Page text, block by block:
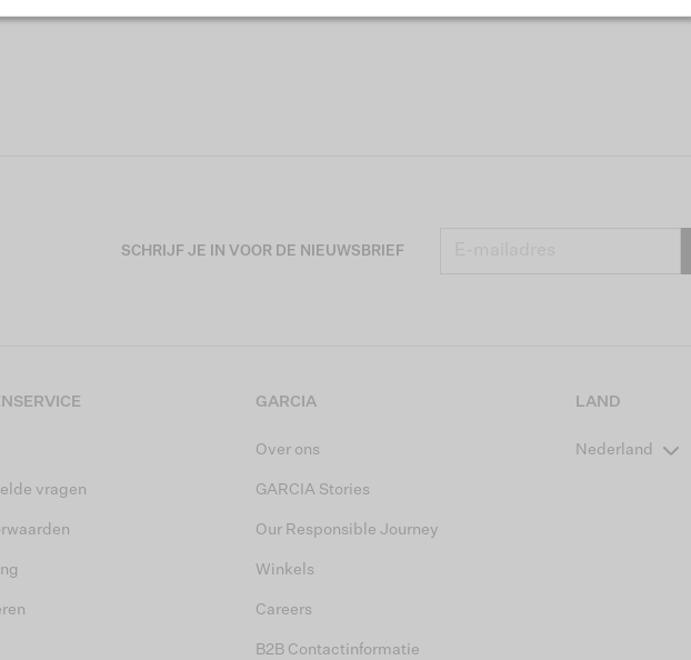
SCHRIJF JE IN VOOR DE NIEUWSBRIEF
vragen
GARCIA
Over ons
GARCIA Stories
Our Responsible Journey
Winkels
Careers
B2B Contactinformatie
LAND
Nederland